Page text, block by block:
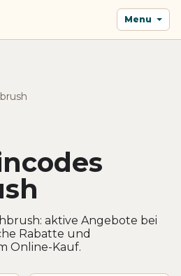
Menu
aktive Angebote bei
Rabatte und
Online-Kauf.